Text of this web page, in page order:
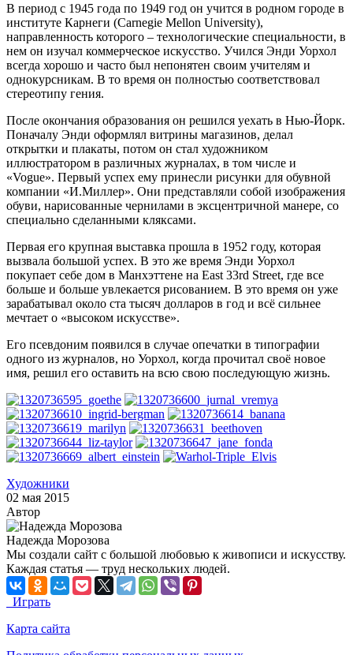
В период с 1945 года по 1949 год он учится в родном городе в
институте Карнеги (Carnegie Mellon University),
направленность которого – технологические специальности, в
нем он изучал коммерческое искусство. Учился Энди Уорхол
всегда хорошо и часто был непонятен своим учителям и
однокурсникам. В то время он полностью соответствовал
стереотипу гения.
После окончания образования он решился уехать в Нью-Йорк.
Поначалу Энди оформлял витрины магазинов, делал
открытки и плакаты, потом он стал художником
иллюстратором в различных журналах, в том числе и
«Vogue». Первый успех ему принесли рисунки для обувной
компании «И.Миллер». Они представляли собой изображения
обуви, нарисованные чернилами в эксцентричной манере, со
специально сделанными кляксами.
Первая его крупная выставка прошла в 1952 году, которая
вызвала большой успех. В это же время Энди Уорхол
покупает себе дом в Манхэттене на East 33rd Street, где все
больше и больше увлекается рисованием. В это время он уже
зарабатывал около ста тысяч долларов в год и всё сильнее
мечтает о «высоком искусстве».
Его псевдоним появился в случае опечатки в типографии
одного из журналов, но Уорхол, когда прочитал своё новое
имя, решил его оставить на всю свою последующую жизнь.
Художники
02 мая 2015
Автор
Надежда Морозова
Мы создали сайт с большой любовью к живописи и искусству.
Каждая статья — труд нескольких людей.
Играть
Карта сайта